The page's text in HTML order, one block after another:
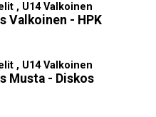
, U14 Valkoinen
Valkoinen - HPK
, U14 Valkoinen
Musta - Diskos